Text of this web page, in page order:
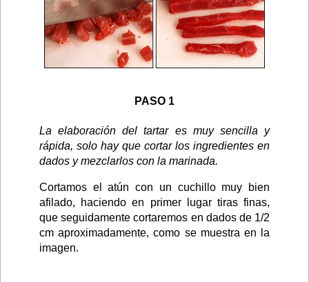
PASO 1
La elaboración del tartar es muy sencilla y
rápida, solo hay que cortar los ingredientes en
dados y mezclarlos con la marinada.
Cortamos el atún con un cuchillo muy bien
afilado, haciendo en primer lugar tiras finas,
que seguidamente cortaremos en dados de 1/2
cm aproximadamente, como se muestra en la
imagen.